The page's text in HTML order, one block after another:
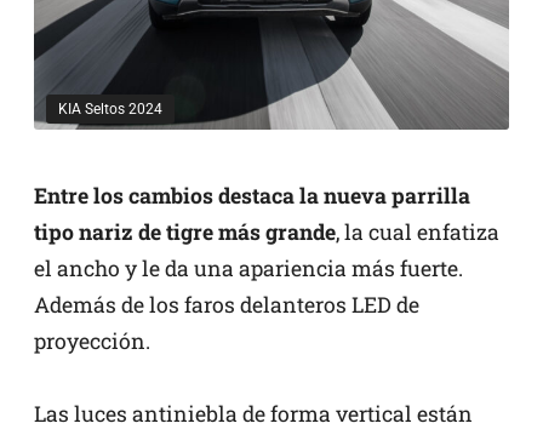
KIA Seltos 2024
Entre los cambios destaca la nueva parrilla
tipo nariz de tigre más grande, la cual enfatiza
el ancho y le da una apariencia más fuerte.
Además de los faros delanteros LED de
proyección.
Las luces antiniebla de forma vertical están